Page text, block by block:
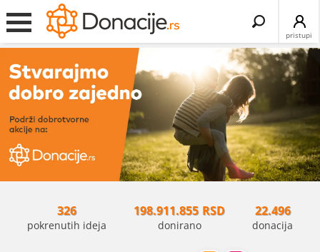
pristupi
Search
326
pokrenutih ideja
198.911.855 RSD
donirano
22.496
donacija